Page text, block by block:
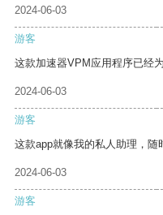
2024-06-03
游客
这款加速器VPM应用程序已经
2024-06-03
游客
这款app就像我的私人助理，随
2024-06-03
游客